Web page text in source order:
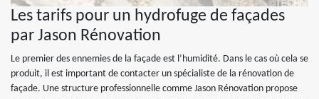
Les tarifs pour un hydrofuge de façades
par Jason Rénovation
Le premier des ennemies de la façade est l’humidité. Dans le cas où cela se
produit, il est important de contacter un spécialiste de la rénovation de
façade. Une structure professionnelle comme Jason Rénovation propose